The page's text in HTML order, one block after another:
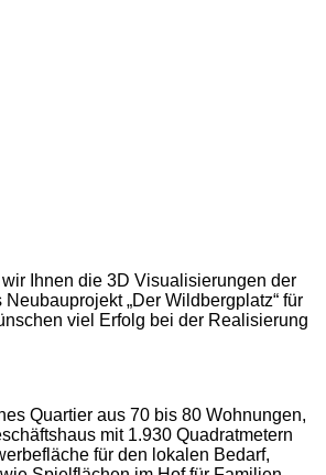
Ihnen die 3D Visualisierungen der
„Der Wildbergplatz“ für
viel Erfolg bei der Realisierung
Quartier aus 70 bis 80 Wohnungen,
mit 1.930 Quadratmetern
für den lokalen Bedarf,